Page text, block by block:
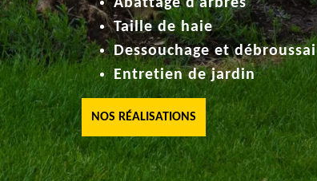
Abattage d'arbres
Taille de haie
Dessouchage et
Entretien de jardin
NOS RÉALISATIONS